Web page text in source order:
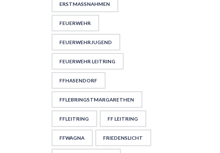
ERSTMASSNAHMEN
FEUERWEHR
FEUERWEHRJUGEND
FEUERWEHR LEITRING
FFHASENDORF
FFLEBRINGSTMARGARETHEN
FFLEITRING FF LEITRING
FFWAGNA FRIEDENSLICHT